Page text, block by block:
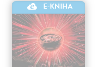
E-KNIHA